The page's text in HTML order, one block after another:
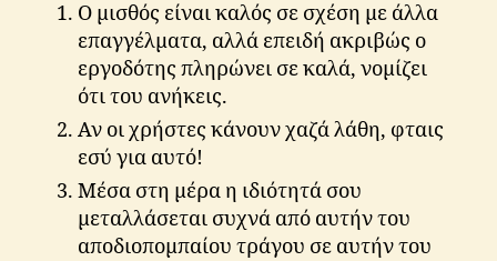
Ο μισθός είναι καλός σε σχέση με άλλα
επαγγέλματα, αλλά επειδή ακριβώς ο
εργοδότης πληρώνει σε καλά, νομίζει
ότι του ανήκεις.
Αν οι χρήστες κάνουν χαζά λάθη, φταις
εσύ για αυτό!
Μέσα στη μέρα η ιδιότητά σου
μεταλλάσεται συχνά από αυτήν του
αποδιοπομπαίου τράγου σε αυτήν του